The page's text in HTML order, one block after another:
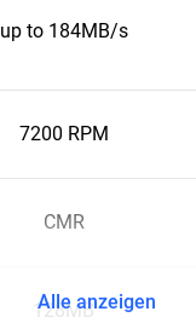
up to 184MB/s
7200 RPM
CMR
128MB
Alle anzeigen